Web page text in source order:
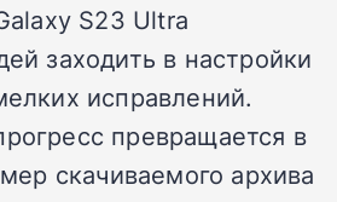
S23 Ultra
заходить в настройки
исправлений.
превращается в
скачиваемого архива